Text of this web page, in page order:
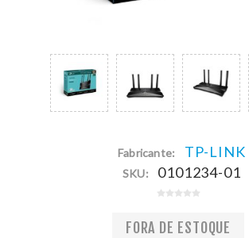
Fabricante: TP-LINK
SKU: 0101234-01
FORA DE ESTOQUE